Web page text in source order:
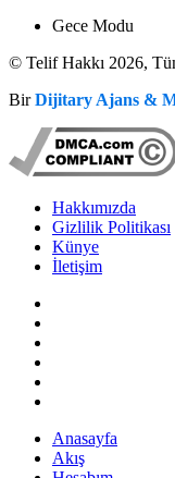
Gece Modu
© Telif Hakkı 2026,
BirDijitary Ajans &
Hakkımızda
Gizlilik Politikası
Künye
İletişim
Anasayfa
Akış